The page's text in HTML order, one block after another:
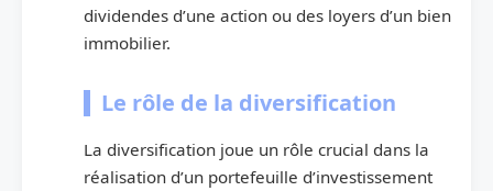
dividendes d’une action ou des loyers d’un bien
immobilier.
Le rôle de la diversification
La diversification joue un rôle crucial dans la
réalisation d’un portefeuille d’investissement